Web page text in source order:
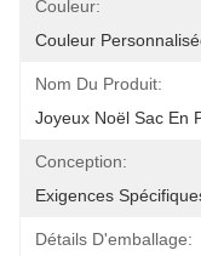
Couleur:
Couleur
Nom Du Produit:
Joyeux Noël Sac En
Conception:
Exigences
Détails D'emballage: